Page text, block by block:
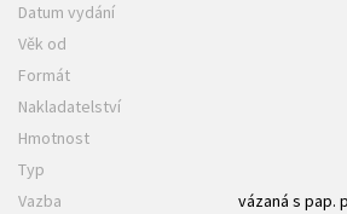
Datum vydání
Věk od
Formát
Nakladatelství
Hmotnost
Typ
Vazba
vázaná s pap.